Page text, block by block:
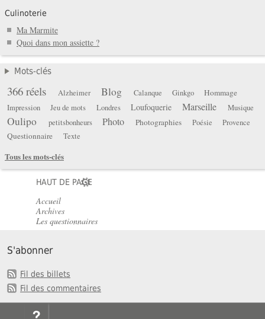
Culinoterie
Ma Marmite
Quoi dans mon assiette ?
Mots-clés
366 réels Alzheimer Blog Calanque Ginkgo Hommage
Impression Jeu de mots Londres Loufoquerie Marseille Musique
Oulipo petitsbonheurs Photo Photographies Poésie Provence
Questionnaire Texte
Tous les mots-clés
HAUT DE PAGE
Accueil
Archives
Les questionnaires
S'abonner
Fil des billets
Fil des commentaires